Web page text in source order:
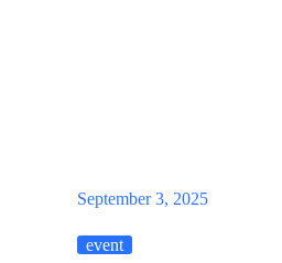
September 3, 2025
event